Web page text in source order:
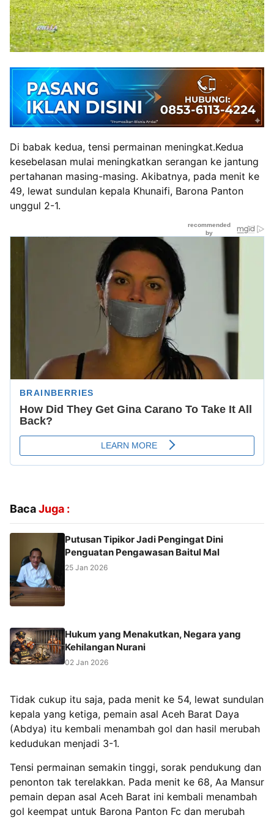
Di babak kedua, tensi permainan meningkat.Kedua
kesebelasan mulai meningkatkan serangan ke jantung
pertahanan masing-masing. Akibatnya, pada menit ke
49, lewat sundulan kepala Khunaifi, Barona Panton
unggul 2-1.
BacaJuga :
Putusan Tipikor Jadi Pengingat Dini
Penguatan Pengawasan Baitul Mal
25 Jan 2026
Hukum yang Menakutkan, Negara yang
Kehilangan Nurani
02 Jan 2026
Tidak cukup itu saja, pada menit ke 54, lewat sundulan
kepala yang ketiga, pemain asal Aceh Barat Daya
(Abdya) itu kembali menambah gol dan hasil merubah
kedudukan menjadi 3-1.
Tensi permainan semakin tinggi, sorak pendukung dan
penonton tak terelakkan. Pada menit ke 68, Aa Mansur
pemain depan asal Aceh Barat ini kembali menambah
gol keempat untuk Barona Panton Fc dan merubah